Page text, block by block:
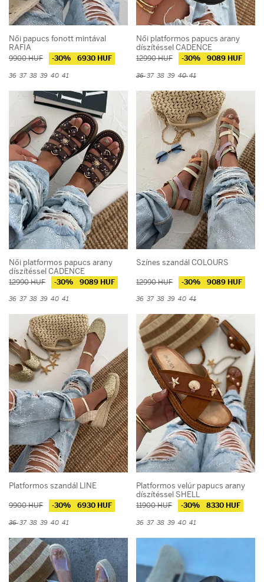
Női papucs fonott mintával
RAFIA
9900 HUF -30% 6930 HUF
36 37 38 39 40 41
Női platformos papucs arany
díszítéssel CADENCE
12990 HUF -30% 9089 HUF
3637 38 39 4041
Női platformos papucs arany
díszítéssel CADENCE
12990 HUF -30% 9089 HUF
36 37 38 39 40 41
Színes szandál COLOURS
12990 HUF -30% 9089 HUF
36 37 38 39 40 41
Platformos szandál LINE
9900 HUF -30% 6930 HUF
3637 38 39 40 41
Platformos velúr papucs arany
díszítéssel SHELL
11900 HUF -30% 8330 HUF
36 37 38 39 40 41